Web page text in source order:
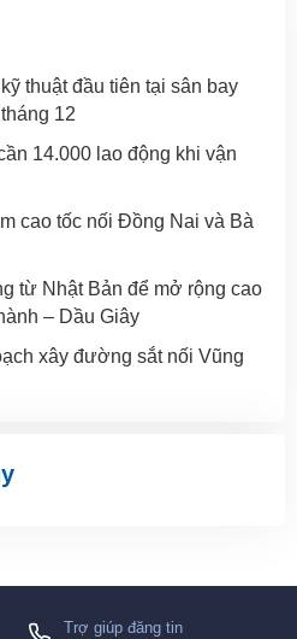
thuật đầu tiên tại sân bay
12
14.000 lao động khi vận
cao tốc nối Đồng Nai và Bà
từ Nhật Bản để mở rộng cao
– Dầu Giây
xây đường sắt nối Vũng
Trợ giúp đăng tin